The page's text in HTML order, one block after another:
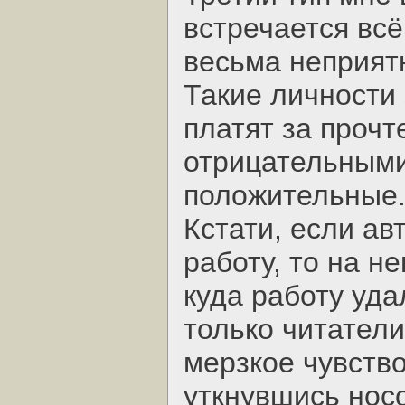
встречается
весьма
Такие
платят за
положительные.
Кстати, если
работу, то на
куда работу
только
мерзкое
уткнувшись